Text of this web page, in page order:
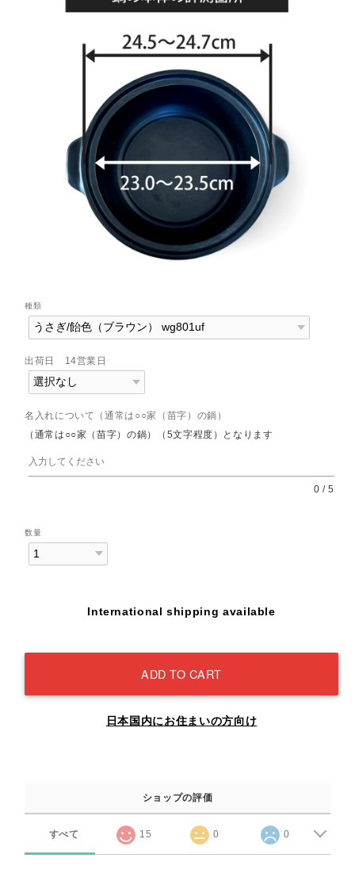
種類
出荷日 14営業日
名入れについて（通常は○○家（苗字）の鍋）
（通常は○○家（苗字）の鍋）（5文字程度）となります
0 /5
数量
International shipping available
ADD TO CART
日本国内にお住まいの方向け
ショップの評価
すべて 15 0 0